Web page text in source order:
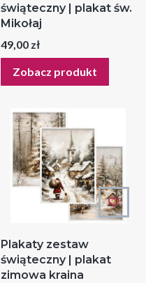
świąteczny | plakat św.
Mikołaj
Cena
49,00 zł
Zobacz produkt
Plakaty zestaw
świąteczny | plakat
zimowa kraina